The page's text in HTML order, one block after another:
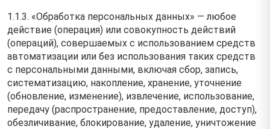
1.1.3. «Обработка персональных данных» — любое
действие (операция) или совокупность действий
(операций), совершаемых с использованием средств
автоматизации или без использования таких средств
с персональными данными, включая сбор, запись,
систематизацию, накопление, хранение, уточнение
(обновление, изменение), извлечение, использование,
передачу (распространение, предоставление, доступ),
обезличивание, блокирование, удаление, уничтожение